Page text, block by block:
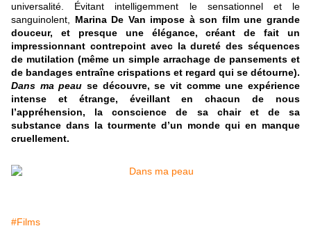
universalité.
Évitant intelligemment le sensationnel et le
sanguinolent, Marina De Van impose à son film une grande
douceur, et presque une élégance, créant de fait un
impressionnant contrepoint avec la dureté des séquences
de mutilation (même un simple arrachage de pansements et
de bandages entraîne crispations et regard qui se détourne).
Dans ma peau se découvre, se vit comme une expérience
intense et étrange, éveillant en chacun de nous
l’appréhension, la conscience de sa chair et de sa
substance dans la tourmente d’un monde qui en manque
cruellement.
#Films